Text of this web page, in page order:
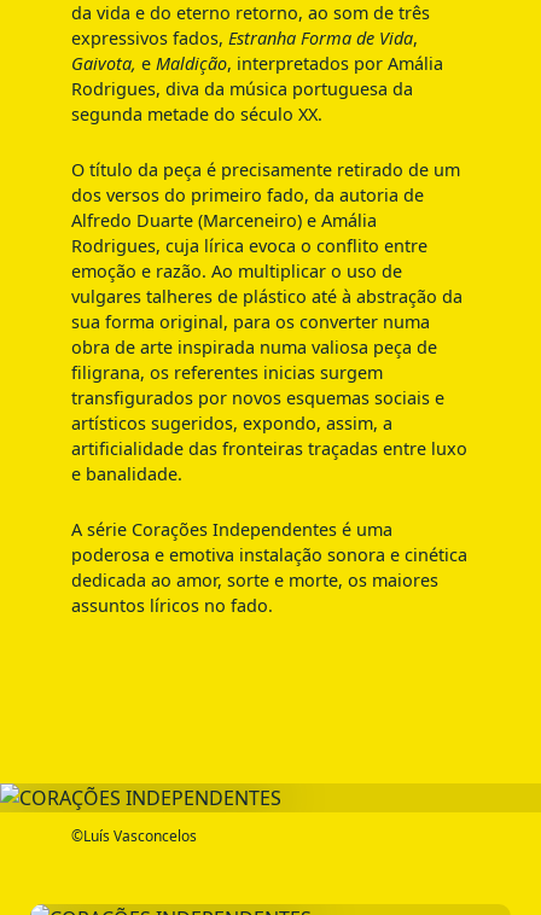
da vida e do eterno retorno, ao som de três
expressivos fados, Estranha Forma de Vida,
Gaivota, e Maldição, interpretados por Amália
Rodrigues, diva da música portuguesa da
segunda metade do século XX.
O título da peça é precisamente retirado de um
dos versos do primeiro fado, da autoria de
Alfredo Duarte (Marceneiro) e Amália
Rodrigues, cuja lírica evoca o conflito entre
emoção e razão. Ao multiplicar o uso de
vulgares talheres de plástico até à abstração da
sua forma original, para os converter numa
obra de arte inspirada numa valiosa peça de
filigrana, os referentes inicias surgem
transfigurados por novos esquemas sociais e
artísticos sugeridos, expondo, assim, a
artificialidade das fronteiras traçadas entre luxo
e banalidade.
A série Corações Independentes é uma
poderosa e emotiva instalação sonora e cinética
dedicada ao amor, sorte e morte, os maiores
assuntos líricos no fado.
©Luís Vasconcelos